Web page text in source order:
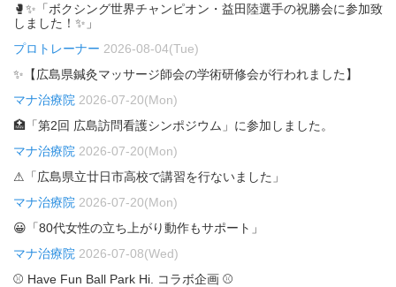
🥊✨「ボクシング世界チャンピオン・益田陸選手の祝勝会に参加致
しました！✨」
プロトレーナー 2026-08-04(Tue)
✨【広島県鍼灸マッサージ師会の学術研修会が行われました】
マナ治療院 2026-07-20(Mon)
🏥「第2回 広島訪問看護シンポジウム」に参加しました。
マナ治療院 2026-07-20(Mon)
⚠「広島県立廿日市高校で講習を行ないました」
マナ治療院 2026-07-20(Mon)
😀「80代女性の立ち上がり動作もサポート」
マナ治療院 2026-07-08(Wed)
⚾ Have Fun Ball Park Hi. コラボ企画 ⚾